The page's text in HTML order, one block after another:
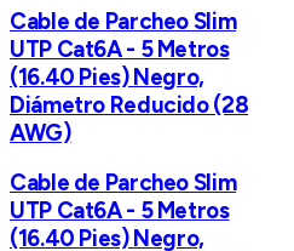
Cable de Parcheo Slim
UTP Cat6A - 5 Metros
(16.40 Pies) Negro,
Diámetro Reducido (28
AWG)
Cable de Parcheo Slim
UTP Cat6A - 5 Metros
(16.40 Pies) Negro,